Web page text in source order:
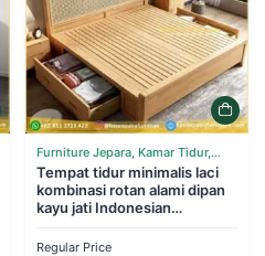
Furniture Jepara, Kamar Tidur,
Tempat Tidur
Tempat tidur minimalis laci
kombinasi rotan alami dipan
kayu jati Indonesian
Regular Price